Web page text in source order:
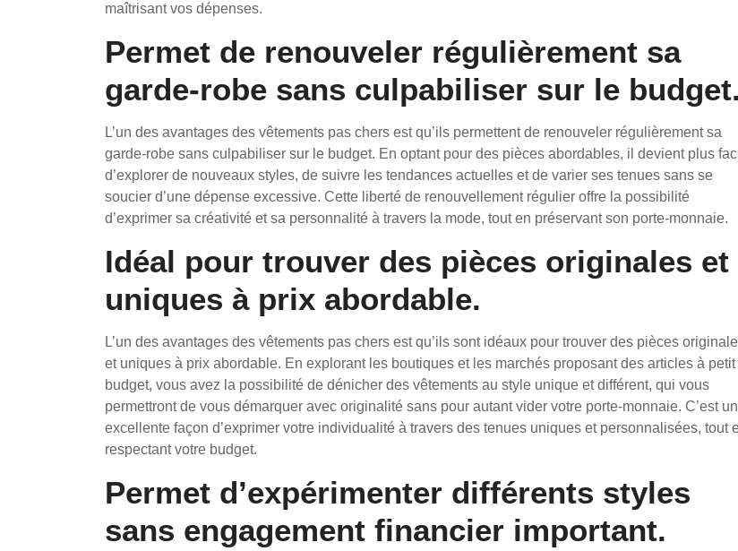
maîtrisant vos dépenses.
Permet de renouveler régulièrement sa
garde-robe sans culpabiliser sur le budget.
L’un des avantages des vêtements pas chers est qu’ils permettent de renouveler régulièrement sa
garde-robe sans culpabiliser sur le budget. En optant pour des pièces abordables, il devient plus
d’explorer de nouveaux styles, de suivre les tendances actuelles et de varier ses tenues sans se
soucier d’une dépense excessive. Cette liberté de renouvellement régulier offre la possibilité
d’exprimer sa créativité et sa personnalité à travers la mode, tout en préservant son porte-monnaie.
Idéal pour trouver des pièces originales et
uniques à prix abordable.
L’un des avantages des vêtements pas chers est qu’ils sont idéaux pour trouver des pièces
et uniques à prix abordable. En explorant les boutiques et les marchés proposant des articles à petit
budget, vous avez la possibilité de dénicher des vêtements au style unique et différent, qui vous
permettront de vous démarquer avec originalité sans pour autant vider votre porte-monnaie. C’est
excellente façon d’exprimer votre individualité à travers des tenues uniques et personnalisées, tout
respectant votre budget.
Permet d’expérimenter différents styles
sans engagement financier important.